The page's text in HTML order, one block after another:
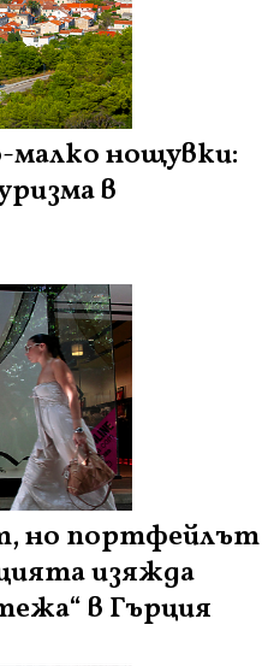
малко нощувки:
в
но портфейлът
изяжда
в Гърция